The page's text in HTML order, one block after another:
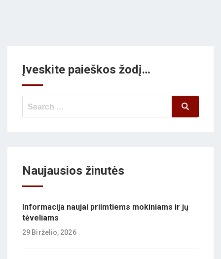
Įveskite paieškos žodį…
Search
Search
Naujausios žinutės
Informacija naujai priimtiems mokiniams ir jų
tėveliams
29 Birželio, 2026